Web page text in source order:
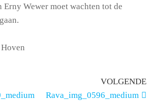
Wewer moet wachten tot de
VOLGENDE
Rava_img_0596_medium